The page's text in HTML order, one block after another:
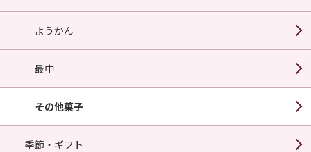
ようかん
最中
その他菓子
季節・ギフト